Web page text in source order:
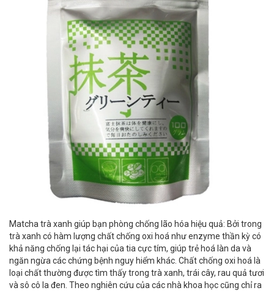
Matcha trà xanh giúp bạn phòng chống lão hóa hiệu quả: Bởi trong
trà xanh có hàm lượng chất chống oxi hoá như enzyme thần kỳ có
khả năng chống lại tác hại của tia cực tím, giúp trẻ hoá làn da và
ngăn ngừa các chứng bệnh nguy hiểm khác. Chất chống oxi hoá là
loại chất thường được tìm thấy trong trà xanh, trái cây, rau quả tươi
và sô cô la đen. Theo nghiên cứu của các nhà khoa học cũng chỉ ra